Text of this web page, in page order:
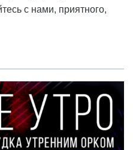
с нами, приятного,